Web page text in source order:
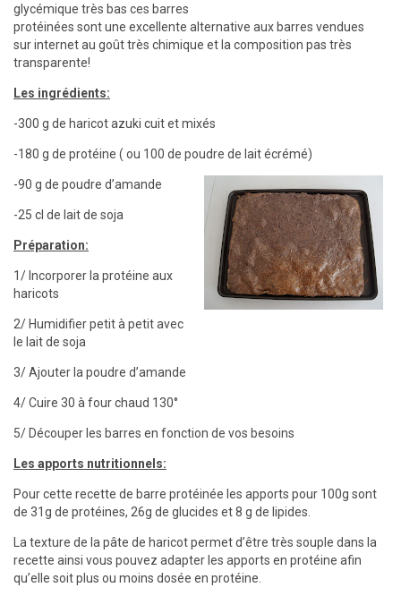
glycémique très bas ces barres
protéinées sont une excellente alternative aux barres vendues
sur internet au goût très chimique et la composition pas très
transparente!
Les ingrédients:
-300 g de haricot azuki cuit et mixés
-180 g de protéine ( ou 100 de poudre de lait écrémé)
-90 g de poudre d’amande
-25 cl de lait de soja
Préparation:
1/ Incorporer la protéine aux
haricots
2/ Humidifier petit à petit avec
le lait de soja
3/ Ajouter la poudre d’amande
4/ Cuire 30 à four chaud 130°
5/ Découper les barres en fonction de vos besoins
Les apports nutritionnels:
Pour cette recette de barre protéinée les apports pour 100g sont
de 31g de protéines, 26g de glucides et 8 g de lipides.
La texture de la pâte de haricot permet d’être très souple dans la
recette ainsi vous pouvez adapter les apports en protéine afin
qu’elle soit plus ou moins dosée en protéine.